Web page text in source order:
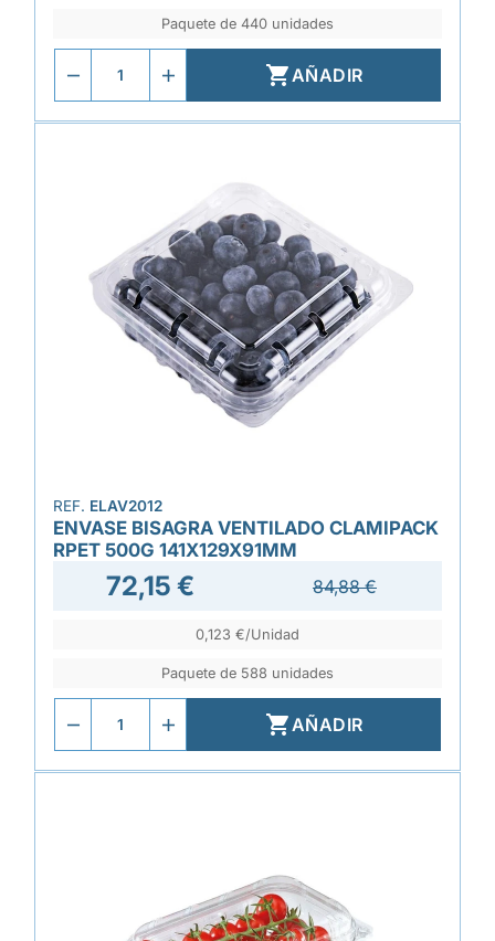
Paquete de 440 unidades
AÑADIR
REF. ELAV2012
ENVASE BISAGRA VENTILADO CLAMIPACK
RPET 500G 141X129X91MM
72,15 € 84,88 €
0,123 €/Unidad
Paquete de 588 unidades
AÑADIR